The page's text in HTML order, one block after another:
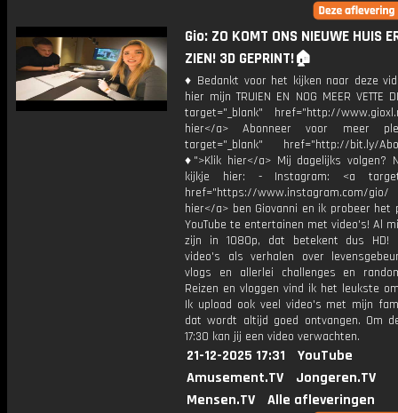
Gio: ZO KOMT ONS NIEUWE HUIS
ZIEN! 3D GEPRINT!🏠
♦ Bedankt voor het kijken naar deze
hier mijn TRUIEN EN NOG MEER VETTE
target="_blank" href="http://
hier</a> Abonneer voor meer
target="_blank" href="http://bit.ly/
♦">Klik hier</a> Mij dagelijks volgen?
kijkje hier: - Instagram: <a
href="https://www.instagram.com/
hier</a> ben Giovanni en ik probeer het
YouTube te entertainen met video's! Al
zijn in 1080p, dat betekent dus HD!
video's als verhalen over
vlogs en allerlei challenges en
Reizen en vloggen vind ik het leukste
Ik upload ook veel video's met mijn
dat wordt altijd goed ontvangen. Om
17:30 kan jij een video verwachten.
21-12-2025 17:31
YouTube
Amusement.TV
Jongeren.TV
Mensen.TV
Alle afleveringen